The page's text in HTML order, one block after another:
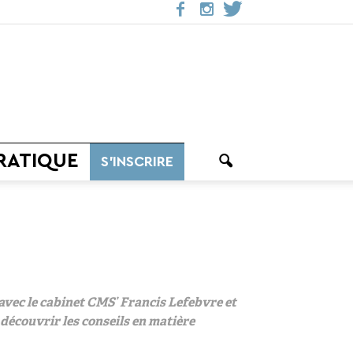
S’INSCRIRE
le cabinet CMS’ Francis Lefebvre et
les conseils en matière